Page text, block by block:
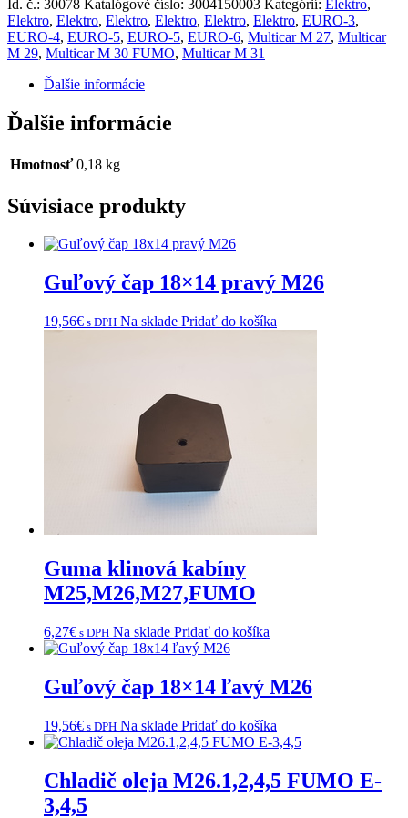
FUMO
E-
3,4,5,
M27,
M27
compact,
M31
E-
M29,
Carrier
E-
Citymaster
Id. č.: 30078 Katalógové číslo: 3004150003 Kategórií: Elektro,
Elektro, Elektro, Elektro, Elektro, Elektro, Elektro, EURO-3,
EURO-4, EURO-5, EURO-5, EURO-6, Multicar M 27, Multicar
M 29, Multicar M 30 FUMO, Multicar M 31
Ďalšie informácie
Ďalšie informácie
Hmotnosť 0,18 kg
Súvisiace produkty
Guľový čap 18×14 pravý M26
19,56€ s DPH Na sklade Pridať do košíka
Guma klinová kabíny
M25,M26,M27,FUMO
6,27€ s DPH Na sklade Pridať do košíka
Guľový čap 18×14 ľavý M26
19,56€ s DPH Na sklade Pridať do košíka
Chladič oleja M26.1,2,4,5 FUMO E-
3,4,5